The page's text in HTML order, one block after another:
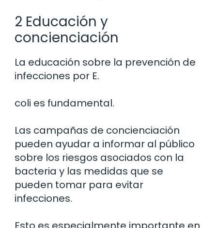
2 Educación y
concienciación
La educación sobre la prevención de
infecciones por E.
coli es fundamental.
Las campañas de concienciación
pueden ayudar a informar al público
sobre los riesgos asociados con la
bacteria y las medidas que se
pueden tomar para evitar
infecciones.